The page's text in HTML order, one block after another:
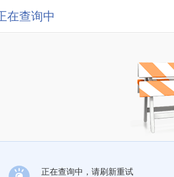
在查询中
正在查询中，请刷新重试